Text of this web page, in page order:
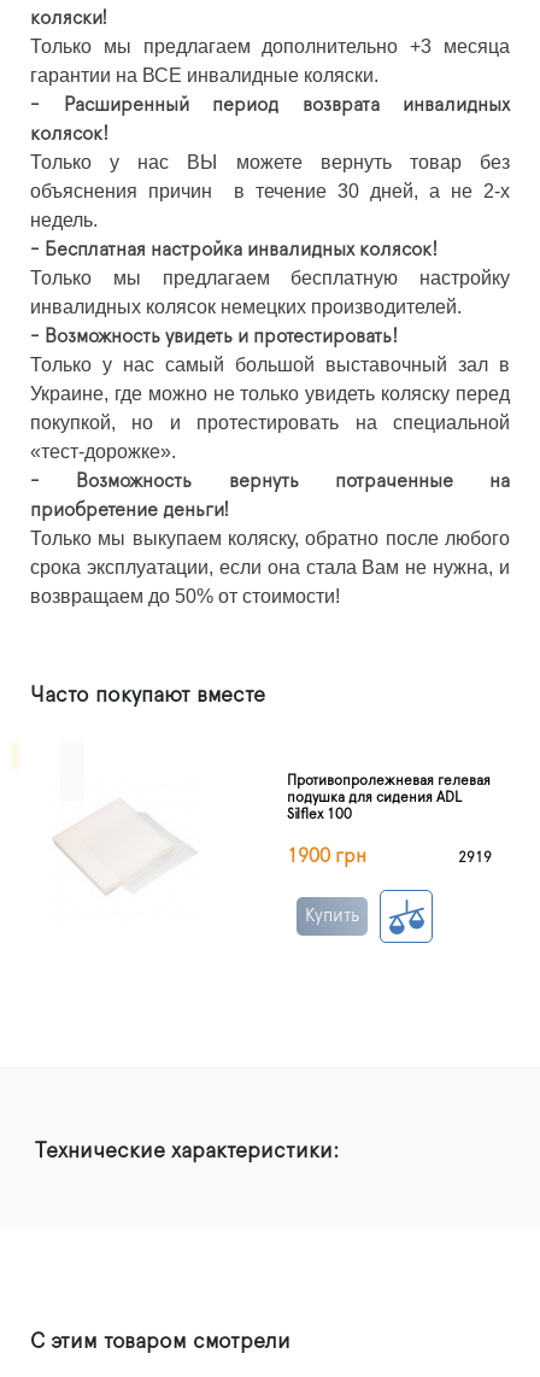
коляски!
Только мы предлагаем дополнительно +3 месяца
гарантии на ВСЕ инвалидные коляски.
- Расширенный период возврата инвалидных
колясок!
Только у нас ВЫ можете вернуть товар без
объяснения причин в течение 30 дней, а не 2-х
недель.
- Бесплатная настройка инвалидных колясок!
Только мы предлагаем бесплатную настройку
инвалидных колясок немецких производителей.
- Возможность увидеть и протестировать!
Только у нас самый большой выставочный зал в
Украине, где можно не только увидеть коляску перед
покупкой, но и протестировать на специальной
«тест-дорожке».
- Возможность вернуть потраченные на
приобретение деньги!
Только мы выкупаем коляску, обратно после любого
срока эксплуатации, если она стала Вам не нужна, и
возвращаем до 50% от стоимости!
Часто покупают вместе
Противопролежневая гелевая
подушка для сидения ADL
Silflex 100
1900 грн 2919
Купить
Технические характеристики:
С этим товаром смотрели